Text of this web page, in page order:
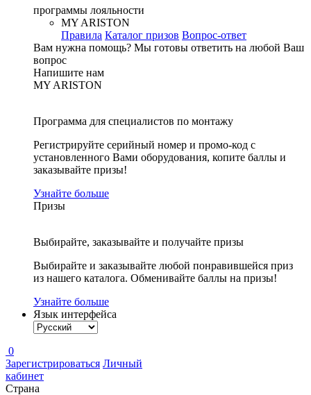
программы лояльности
MY ARISTON
Правила Каталог призов Вопрос-ответ
Вам нужна помощь? Мы готовы ответить на любой Ваш
вопрос
Напишите нам
MY ARISTON
Программа для специалистов по монтажу
Регистрируйте серийный номер и промо-код с
установленного Вами оборудования, копите баллы и
заказывайте призы!
Узнайте больше
Призы
Выбирайте, заказывайте и получайте призы
Выбирайте и заказывайте любой понравившейся приз
из нашего каталога. Обменивайте баллы на призы!
Узнайте больше
Язык интерфейса
0
Зарегистрироваться Личный
кабинет
Страна